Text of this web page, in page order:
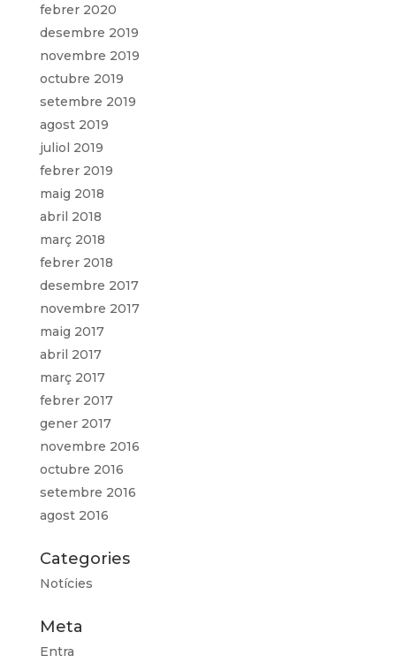
febrer 2020
desembre 2019
novembre 2019
octubre 2019
setembre 2019
agost 2019
juliol 2019
febrer 2019
maig 2018
abril 2018
març 2018
febrer 2018
desembre 2017
novembre 2017
maig 2017
abril 2017
març 2017
febrer 2017
gener 2017
novembre 2016
octubre 2016
setembre 2016
agost 2016
Categories
Notícies
Meta
Entra